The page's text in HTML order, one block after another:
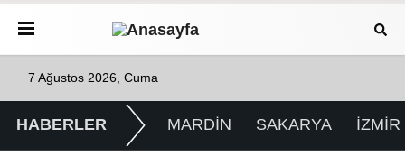
7 Ağustos 2026, Cuma
HABERLER MARDİN SAKARYA İZMİR